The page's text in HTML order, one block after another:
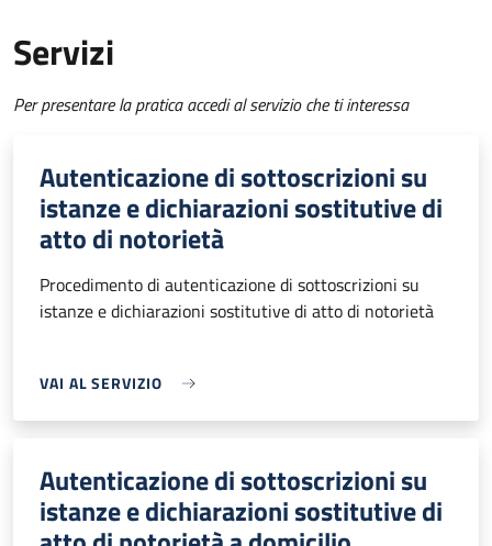
Servizi
Per presentare la pratica accedi al servizio che ti interessa
Autenticazione di sottoscrizioni su
istanze e dichiarazioni sostitutive di
atto di notorietà
Procedimento di autenticazione di sottoscrizioni su
istanze e dichiarazioni sostitutive di atto di notorietà
VAI AL SERVIZIO
Autenticazione di sottoscrizioni su
istanze e dichiarazioni sostitutive di